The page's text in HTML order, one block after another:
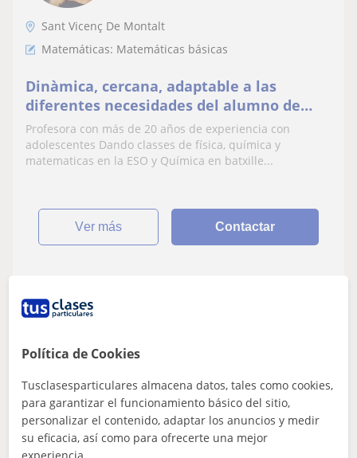
Sant Vicenç De Montalt
Matemáticas: Matemáticas básicas
Dinàmica, cercana, adaptable a las
diferentes necesidades del alumno de
educacion secundària.
Profesora con más de 20 años de experiencia con
adolescentes Dando classes de física, química y
matematicas en la ESO y Química en batxille...
ver más Contactar
Mataró, Argentona, Sant Andre...
Matemáticas: Matemáticas básicas
Política de Cookies
Tusclasesparticulares almacena datos, tales como cookies,
para garantizar el funcionamiento básico del sitio,
personalizar el contenido, adaptar los anuncios y medir
su eficacia, así como para ofrecerte una mejor
experiencia.